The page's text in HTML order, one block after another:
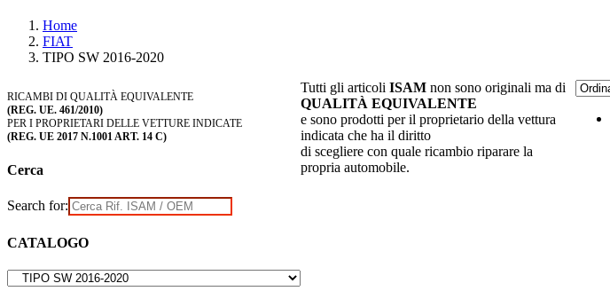
Home
FIAT
TIPO SW 2016-2020
RICAMBI DI QUALITÀ EQUIVALENTE
(REG. UE. 461/2010)
PER I PROPRIETARI DELLE VETTURE INDICATE
(REG. UE 2017 N.1001 ART. 14 C)
Cerca
Search for:
CATALOGO
Tutti gli articoli ISAM non sono originali ma di
QUALITÀ EQUIVALENTE
e sono prodotti per il proprietario della vettura
indicata che ha il diritto
di scegliere con quale ricambio riparare la
propria automobile.